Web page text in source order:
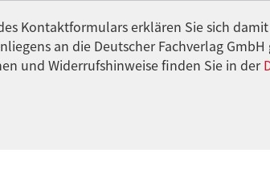
Kontaktformulars erklären Sie sich
an die Deutscher Fachverlag
und Widerrufshinweise finden Sie in der